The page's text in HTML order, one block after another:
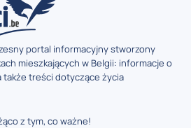
portal informacyjny stworzony
mieszkających w Belgii: informacje o
także treści dotyczące życia
z tym, co ważne!